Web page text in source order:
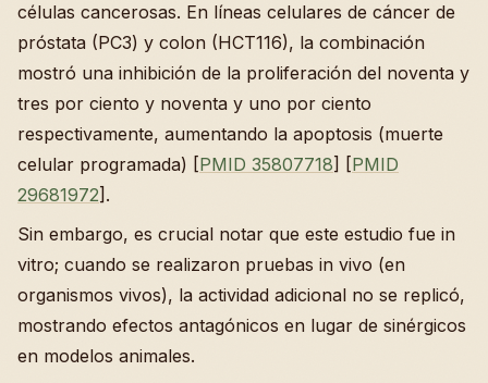
células cancerosas. En líneas celulares de cáncer de
próstata (PC3) y colon (HCT116), la combinación
mostró una inhibición de la proliferación del noventa y
tres por ciento y noventa y uno por ciento
respectivamente, aumentando la apoptosis (muerte
celular programada) [PMID 35807718] [PMID
29681972].
Sin embargo, es crucial notar que este estudio fue in
vitro; cuando se realizaron pruebas in vivo (en
organismos vivos), la actividad adicional no se replicó,
mostrando efectos antagónicos en lugar de sinérgicos
en modelos animales.